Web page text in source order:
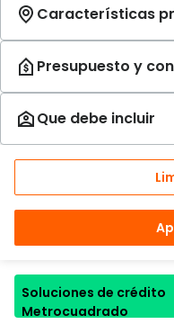
Soluciones de crédito
Metrocuadrado